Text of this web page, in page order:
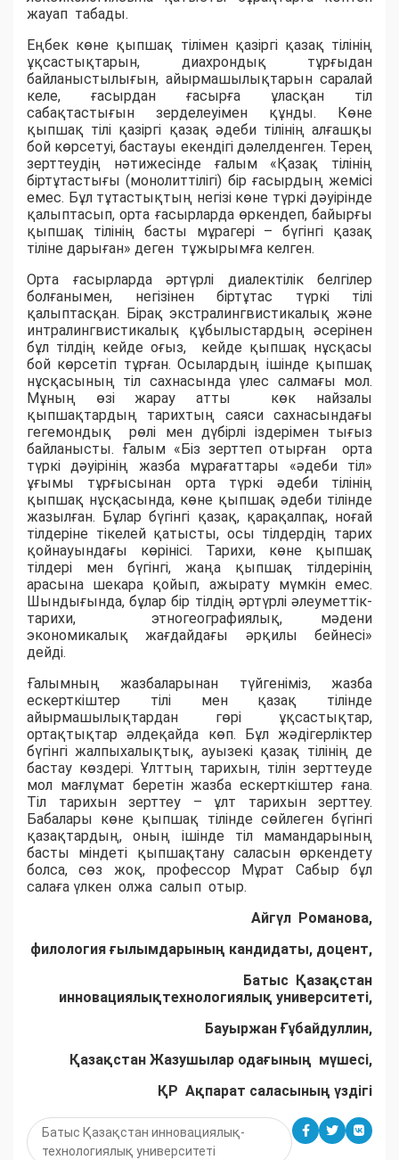
жауап табады.
Еңбек көне қыпшақ тілімен қазіргі қазақ тілінің
ұқсастықтарын, диахрондық тұрғыдан
байланыстылығын, айырмашылықтарын саралай
келе, ғасырдан ғасырға ұласқан тіл
сабақтастығын зерделеуімен құнды. Көне
қыпшақ тілі қазіргі қазақ әдеби тілінің алғашқы
бой көрсетуі, бастауы екендігі дәлелденген. Терең
зерттеудің нәтижесінде ғалым «Қазақ тілінің
біртұтастығы (монолиттілігі) бір ғасырдың жемісі
емес. Бұл тұтастықтың негізі көне түркі дәуірінде
қалыптасып, орта ғасырларда өркендеп, байырғы
қыпшақ тілінің басты мұрагері – бүгінгі қазақ
тіліне дарыған» деген тұжырымға келген.
Орта ғасырларда әртүрлі диалектілік белгілер
болғанымен, негізінен біртұтас түркі тілі
қалыптасқан. Бірақ экстралингвистикалық және
интралингвистикалық құбылыстардың әсерінен
бұл тілдің кейде оғыз, кейде қыпшақ нұсқасы
бой көрсетіп тұрған. Осылардың ішінде қыпшақ
нұсқасының тіл сахнасында үлес салмағы мол.
Мұның өзі жарау атты көк найзалы
қыпшақтардың тарихтың саяси сахнасындағы
гегемондық рөлі мен дүбірлі іздерімен тығыз
байланысты. Ғалым «Біз зерттеп отырған орта
түркі дәуірінің жазба мұрағаттары «әдеби тіл»
ұғымы тұрғысынан орта түркі әдеби тілінің
қыпшақ нұсқасында, көне қыпшақ әдеби тілінде
жазылған. Бұлар бүгінгі қазақ, қарақалпақ, ноғай
тілдеріне тікелей қатысты, осы тілдердің тарих
қойнауындағы көрінісі. Тарихи, көне қыпшақ
тілдері мен бүгінгі, жаңа қыпшақ тілдерінің
арасына шекара қойып, ажырату мүмкін емес.
Шындығында, бұлар бір тілдің әртүрлі әлеуметтік-
тарихи, этногеографиялық, мәдени
экономикалық жағдайдағы әрқилы бейнесі»
дейді.
Ғалымның жазбаларынан түйгеніміз, жазба
ескерткіштер тілі мен қазақ тілінде
айырмашылықтардан гөрі ұқсастықтар,
ортақтықтар әлдеқайда көп. Бұл жәдігерліктер
бүгінгі жалпыхалықтық, ауызекі қазақ тілінің де
бастау көздері. Ұлттың тарихын, тілін зерттеуде
мол мағлұмат беретін жазба ескерткіштер ғана.
Тіл тарихын зерттеу – ұлт тарихын зерттеу.
Бабалары көне қыпшақ тілінде сөйлеген бүгінгі
қазақтардың, оның ішінде тіл мамандарының
басты міндеті қыпшақтану саласын өркендету
болса, сөз жоқ, профессор Мұрат Сабыр бұл
салаға үлкен олжа салып отыр.
Айгүл Романова,
филология ғылымдарының кандидаты, доцент,
Батыс Қазақстан
инновациялықтехнологиялық университеті,
Бауыржан Ғұбайдуллин,
Қазақстан Жазушылар одағының мүшесі,
ҚР Ақпарат саласының үздігі
Батыс Қазақстан инновациялық-
технологиялық университеті